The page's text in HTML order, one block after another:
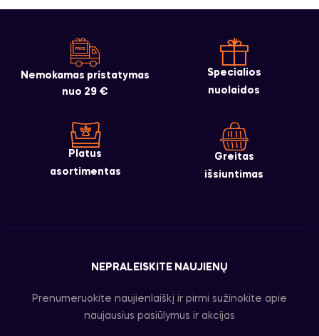
Nemokamas pristatymas
nuo 29 €
Specialios
nuolaidos
Platus
asortimentas
Greitas
išsiuntimas
NEPRALEISKITE NAUJIENŲ
Prenumeruokite naujienlaiškį ir pirmi sužinokite apie
naujausius pasiūlymus ir akcijas